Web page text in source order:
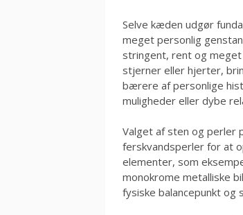
Selve kæden udgør
meget personlig
stringent, rent og
stjerner eller hjerter,
bærere af personlige
muligheder eller dybe
Valget af sten og perler
ferskvandsperler for at
elementer, som
monokrome metalliske
fysiske balancepunkt